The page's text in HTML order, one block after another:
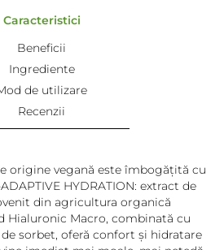
Caracteristici
Beneficii
Ingrediente
de utilizare
Recenzii
origine vegană este îmbogățită cu
HYDRATION: extract de
din agricultura organică
Hialuronic Macro, combinată cu
sorbet, oferă confort și hidratare